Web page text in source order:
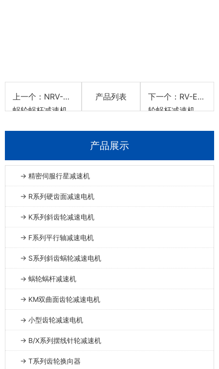
上一个：NRV-E
蜗轮蜗杆减速机
产品列表
下一个：RV-E蜗
轮蜗杆减速机
产品展示
→ 精密伺服行星减速机
→ R系列硬齿面减速电机
→ K系列斜齿轮减速电机
→ F系列平行轴减速电机
→ S系列斜齿蜗轮减速电机
→ 蜗轮蜗杆减速机
→ KM双曲面齿轮减速电机
→ 小型齿轮减速电机
→ B/X系列摆线针轮减速机
→ T系列齿轮换向器